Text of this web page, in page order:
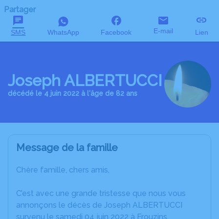
Partager
SMS WhatsApp Facebook E-mail Lien
Joseph ALBERTUCCI
décédé le 4 juin 2022 à l'âge de 82 ans
Message de la famille
Chère famille, chers amis,
C’est avec une grande tristesse que nous vous
annonçons le décès de Joseph ALBERTUCCI
survenu le samedi 04 juin 2022 à Frouzins.